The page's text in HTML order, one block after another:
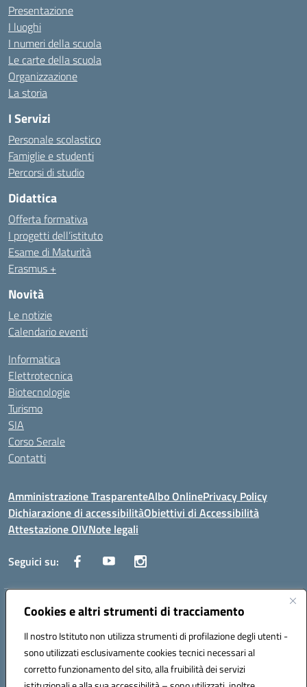
Cookies e altri strumenti di tracciamento
Il nostro Istituto non utilizza strumenti di profilazione degli utenti -
sono utilizzati esclusivamente cookies tecnici necessari al
corretto funzionamento del sito, alla fruibilità dei servizi
Presentazione
I luoghi
I numeri della scuola
Le carte della scuola
Organizzazione
La storia
I Servizi
Personale scolastico
Famiglie e studenti
Percorsi di studio
Didattica
Offerta formativa
I progetti dell’istituto
Esame di Maturità
Erasmus +
Novità
Le notizie
Calendario eventi
Informatica
Elettrotecnica
Biotecnologie
Turismo
SIA
Corso Serale
Contatti
Amministrazione TrasparenteAlbo OnlinePrivacy Policy
Dichiarazione di accessibilitàObiettivi di Accessibilità
Attestazione OIVNote legali
Seguici su:
Indirizzo:Via Cesare Beccaria 70043 MONOPOLI (BA)
Posta elettronica certificata (PEC):batf26000r@pec.istruzione.it
Codice fiscale: 93491310723
Codice meccanografico: BATF26000R